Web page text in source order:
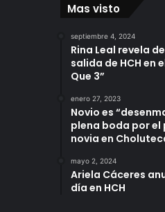
Mas visto
septiembre 4, 2024
Rina Leal revela
salida de HCH en
Que 3”
enero 27, 2023
Novio es
plena boda por
novia en
mayo 2, 2024
Ariela Cáceres
día en HCH